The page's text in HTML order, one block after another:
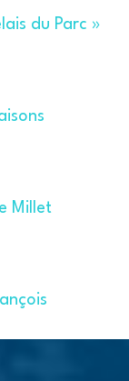
du Parc »
Millet